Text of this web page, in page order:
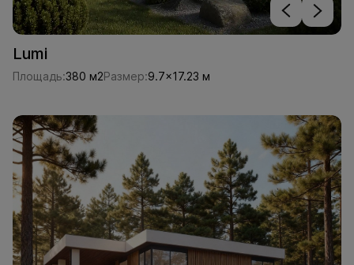
Lumi
Площадь:380 м2Размер:9.7x17.23 м